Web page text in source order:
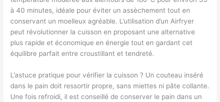
à 40 minutes, idéale pour éviter un assèchement tout en
conservant un moelleux agréable. L’utilisation d’un Airfryer
peut révolutionner la cuisson en proposant une alternative
plus rapide et économique en énergie tout en gardant cet
équilibre parfait entre croustillant et tendreté.
L’astuce pratique pour vérifier la cuisson ? Un couteau inséré
dans le pain doit ressortir propre, sans miettes ni pâte collante.
Une fois refroidi, il est conseillé de conserver le pain dans un